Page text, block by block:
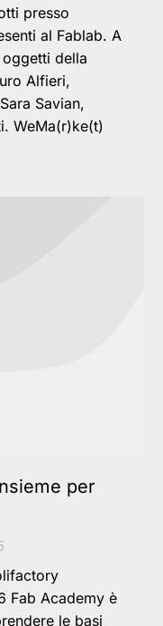
presso
al Fablab. A
della
Alfieri,
Savian,
WeMa(r)ke(t)
per
Fab Academy è
le basi